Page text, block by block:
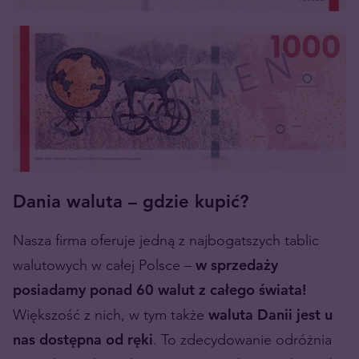
Dania waluta – gdzie kupić?
Nasza firma oferuje jedną z najbogatszych tablic
walutowych w całej Polsce – w sprzedaży
posiadamy ponad 60 walut z całego świata!
Większość z nich, w tym także waluta Danii jest u
nas dostępna od ręki. To zdecydowanie odróżnia